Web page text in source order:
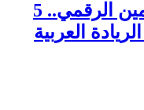
بين التقنية المالية والتأمين الرقمي.. 5
العربية